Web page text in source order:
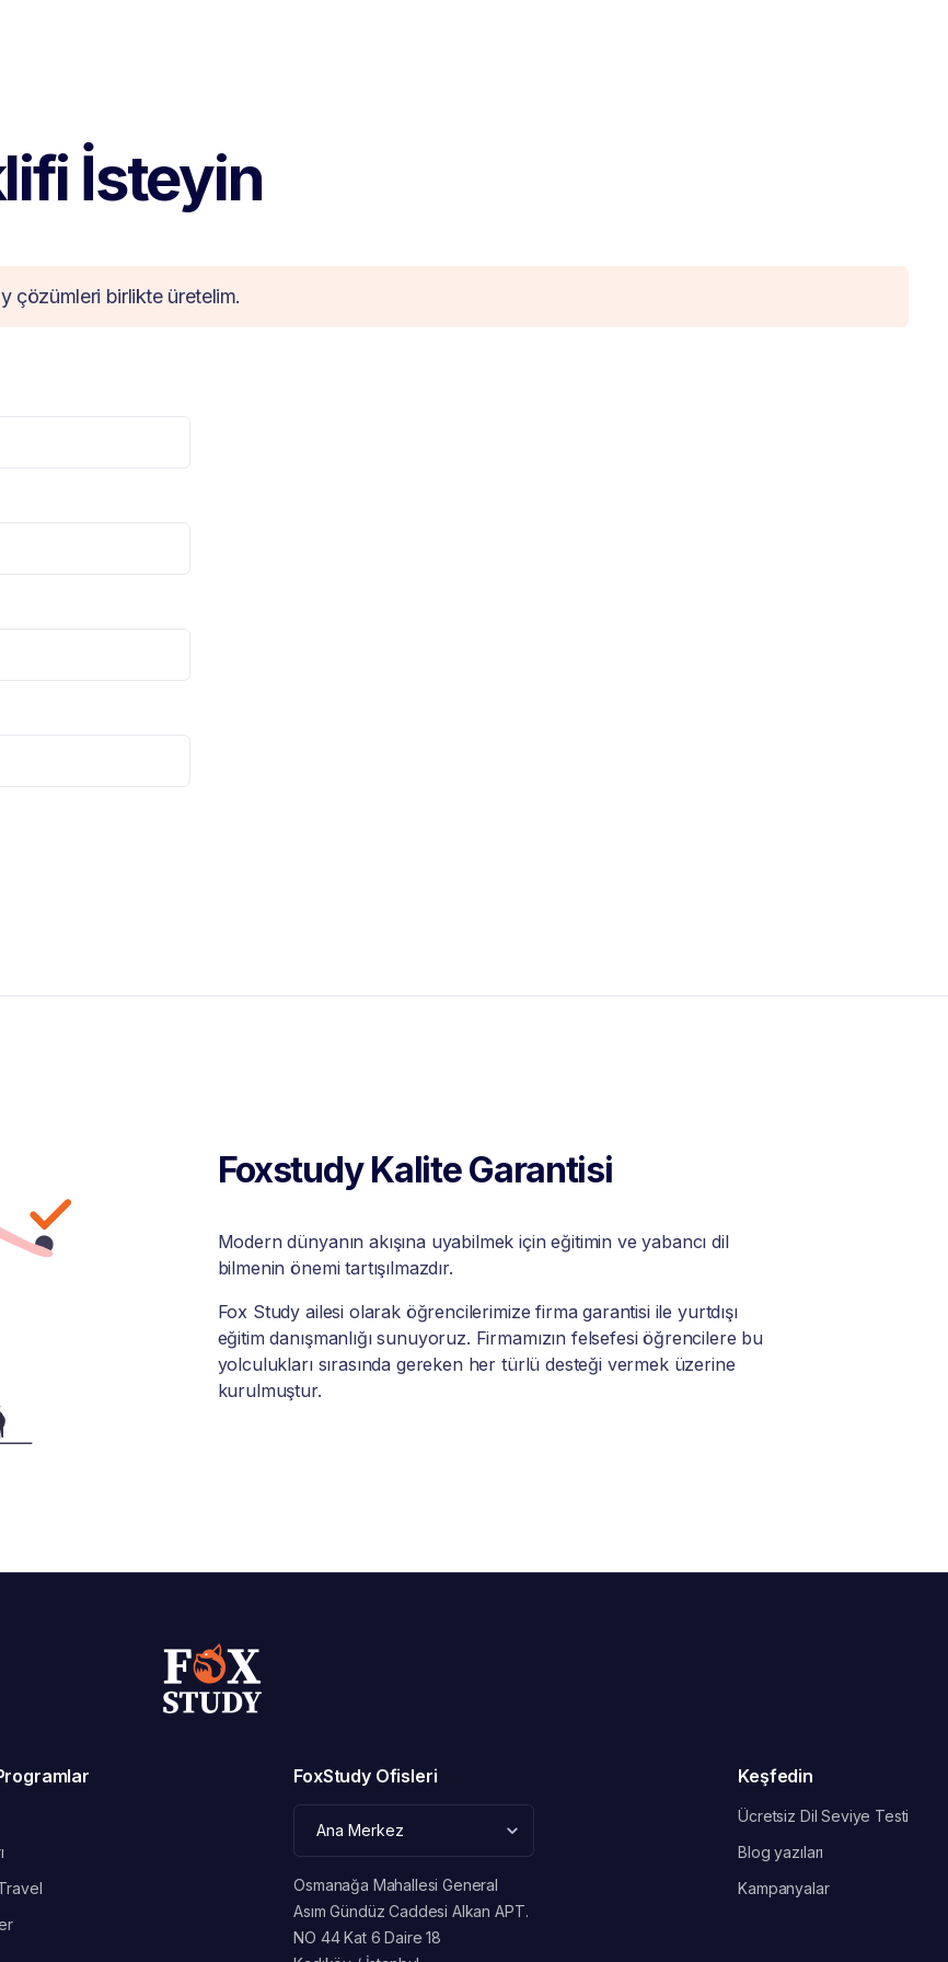
İsteyin
çözümleri birlikte üretelim.
Foxstudy Kalite Garantisi
Modern dünyanın akışına uyabilmek için eğitimin ve yabancı dil
bilmenin önemi tartışılmazdır.
Fox Study ailesi olarak öğrencilerimize firma garantisi ile yurtdışı
eğitim danışmanlığı sunuyoruz. Firmamızın felsefesi öğrencilere bu
yolculukları sırasında gereken her türlü desteği vermek üzerine
kurulmuştur.
FoxStudy Ofisleri
Osmanağa Mahallesi General
Asım Gündüz Caddesi Alkan APT.
NO 44 Kat 6 Daire 18
Keşfedin
Ücretsiz Dil Seviye Testi
Blog yazıları
Kampanyalar